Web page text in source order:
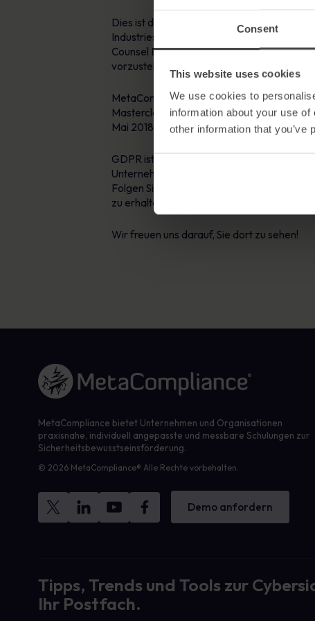
Consent
This website uses cookies
We use cookies to
information about your use
other information that you’ve
Dies ist die 17. Corporate Counsel
Industriesektoren in ganz Europa
Counsel Exchange ist die ideale
vorzustellen.
MetaCompliance veranstaltet eine
Masterclass befasst sich mit dem
Mai 2018 in Kraft treten wird.
GDPR ist derzeit ein dringendes Thema
Unternehmen bedeutet und wie man sich
Folgen Sie MetaCompliance auf Twitter,
zu erhalten. Oder Sie können uns unter
Wir freuen uns darauf, Sie dort zu sehen!
Link zur Homepage
MetaCompliance bietet Unternehmen und Organisationen
praxisnahe, individuell angepasste und messbare Schulungen zur
Sicherheitsbewusstseinsförderung.
© 2026 MetaCompliance® Alle Rechte vorbehalten.
Demo anfordern
Tipps, Trends und Tools zur
Ihr Postfach.